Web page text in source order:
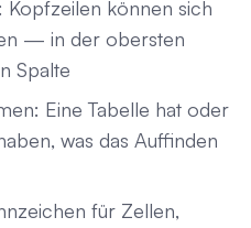
Kopfzeilen können sich
— in der obersten
Spalte
Eine Tabelle hat oder
was das Auffinden
für Zellen,